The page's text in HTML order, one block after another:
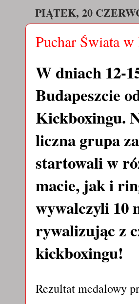
PIĄTEK, 20
Puchar Świata
W dniach 12-
Budapeszcie
Kickboxingu.
liczna grupa
startowali w
macie, jak i
wywalczyli 10
rywalizując z
kickboxingu!
Rezultat medalowy